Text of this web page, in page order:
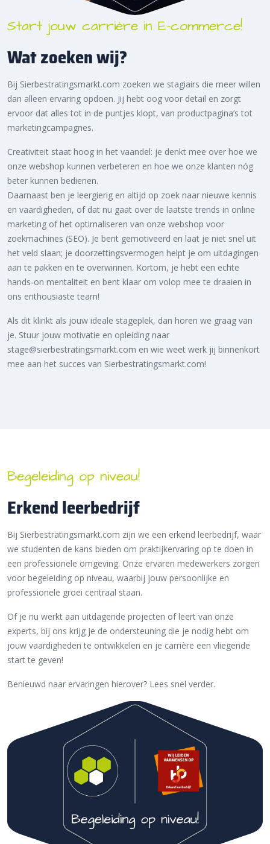
Start jouw carrière in E-commerce!
Wat zoeken wij?
Bij Sierbestratingsmarkt.com zoeken we stagiairs die meer willen
dan alleen ervaring opdoen. Jij hebt oog voor detail en zorgt
ervoor dat alles tot in de puntjes klopt, van productpagina’s tot
marketingcampagnes.
Creativiteit staat hoog in het vaandel: je denkt mee over hoe we
onze webshop kunnen verbeteren en hoe we onze klanten nóg
beter kunnen bedienen.
Daarnaast ben je leergierig en altijd op zoek naar nieuwe kennis
en vaardigheden, of dat nu gaat over de laatste trends in online
marketing of het optimaliseren van onze webshop voor
zoekmachines (SEO). Je bent gemotiveerd en laat je niet snel uit
het veld slaan; je doorzettingsvermogen helpt je om uitdagingen
aan te pakken en te overwinnen. Kortom, je hebt een echte
hands-on mentaliteit en bent klaar om volop mee te draaien in
ons enthousiaste team!
Als dit klinkt als jouw ideale stageplek, dan horen we graag van
je. Stuur jouw motivatie en opleiding naar
stage@sierbestratingsmarkt.com en wie weet werk jij binnenkort
mee aan het succes van Sierbestratingsmarkt.com!
Begeleiding op niveau!
Erkend leerbedrijf
Bij Sierbestratingsmarkt.com zijn we een erkend leerbedrijf, waar
we studenten de kans bieden om praktijkervaring op te doen in
een professionele omgeving. Onze ervaren medewerkers zorgen
voor begeleiding op niveau, waarbij jouw persoonlijke en
professionele groei centraal staan.
Of je nu werkt aan uitdagende projecten of leert van onze
experts, bij ons krijg je de ondersteuning die je nodig hebt om
jouw vaardigheden te ontwikkelen en je carrière een vliegende
start te geven!
Benieuwd naar ervaringen hierover? Lees snel verder.